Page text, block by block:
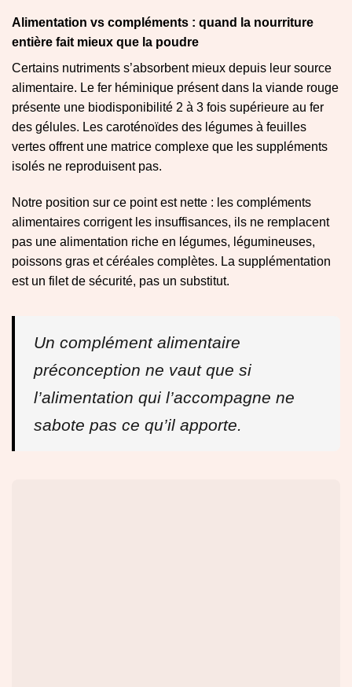
Alimentation vs compléments : quand la nourriture
entière fait mieux que la poudre
Certains nutriments s’absorbent mieux depuis leur source
alimentaire. Le fer héminique présent dans la viande rouge
présente une biodisponibilité 2 à 3 fois supérieure au fer
des gélules. Les caroténoïdes des légumes à feuilles
vertes offrent une matrice complexe que les suppléments
isolés ne reproduisent pas.
Notre position sur ce point est nette : les compléments
alimentaires corrigent les insuffisances, ils ne remplacent
pas une alimentation riche en légumes, légumineuses,
poissons gras et céréales complètes. La supplémentation
est un filet de sécurité, pas un substitut.
Un complément alimentaire
préconception ne vaut que si
l’alimentation qui l’accompagne ne
sabote pas ce qu’il apporte.